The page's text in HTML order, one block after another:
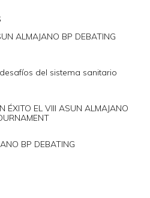
ALMAJANO BP DEBATING
del sistema sanitario
ÉXITO EL VIII ASUN ALMAJANO
BP DEBATING